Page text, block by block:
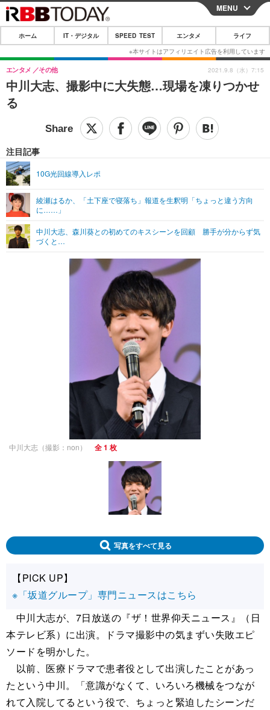
CLOSE
ホーム
IT・デジタル
IT・デジタルTOP スマートフォン
ショッピング その他
SPEED TEST
エンタメTOP 映画・ドラマ
グラビア
ショッピング その他
ライフTOP
その他
リリース一覧
プッシュ通知の停止方法
MENU
ホーム IT・デジタル SPEED TEST エンタメ ライフ
中川大志、撮影中に大失態…現場を凍りつかせ
る
エンタメ その他
注目記事
10G光回線導入レポ
綾瀬はるか、「土下座で寝落ち」報道を生釈明「ちょっと違う方向
に……」
中川大志、森川葵との初めてのキスシーンを回顧 勝手が分からず気
づくと…
2021.9.8（水）7:15
中川大志（撮影：non） 全 1 枚
写真をすべて見る
【PICK UP】
※「坂道グループ」専門ニュースはこちら
中川大志が、7日放送の『ザ！世界仰天ニュース』（日
本テレビ系）に出演。ドラマ撮影中の気まずい失敗エピ
ソードを明かした。
以前、医療ドラマで患者役として出演したことがあっ
たという中川。「意識がなくて、いろいろ機械をつなが
れて入院してるという役で、ちょっと緊迫したシーンだ